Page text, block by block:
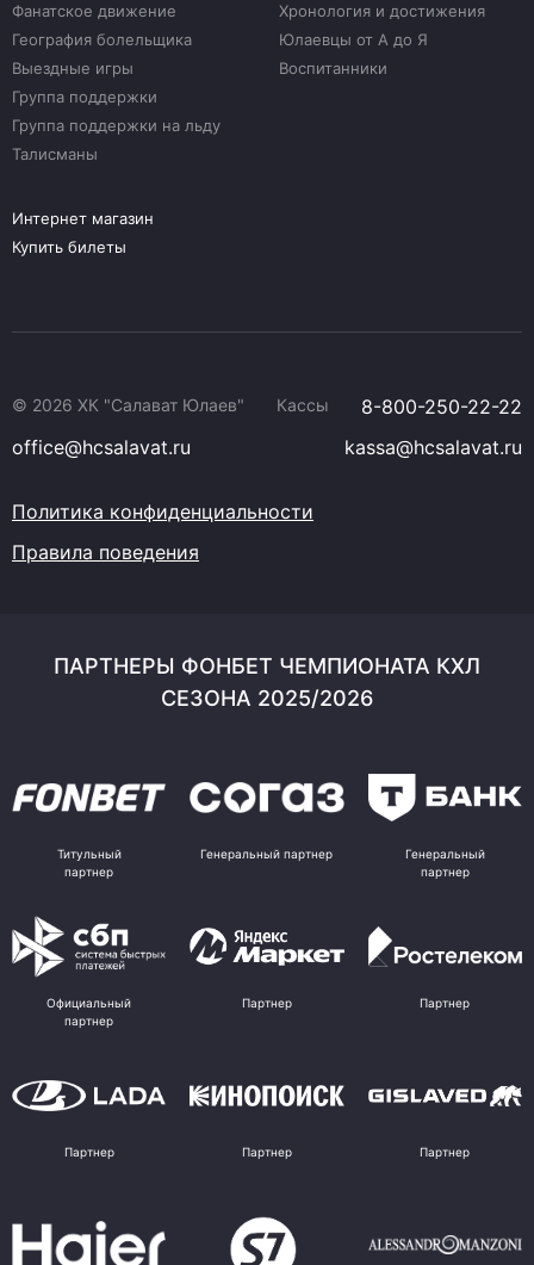
Фанатское движение
География болельщика
Выездные игры
Группа поддержки
Группа поддержки на льду
Талисманы
Хронология и достижения
Юлаевцы от А до Я
Воспитанники
Интернет магазин
Купить билеты
© 2026 ХК "Салават Юлаев" Кассы
8-800-250-22-22
office@hcsalavat.ru
kassa@hcsalavat.ru
Политика конфиденциальности
Правила поведения
ПАРТНЕРЫ ФОНБЕТ ЧЕМПИОНАТА КХЛ
СЕЗОНА 2025/2026
Титульный
партнер
Генеральный партнер
Генеральный
партнер
Официальный
партнер
Партнер Партнер
Партнер Партнер Партнер